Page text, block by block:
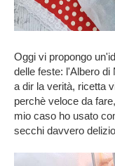
Oggi vi propongo
delle feste: l'Albero di
a dir la verità, ricetta
perchè veloce da
mio caso ho usato
secchi davvero